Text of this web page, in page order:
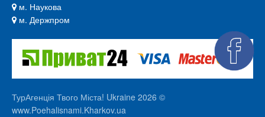
м. Наукова
м. Держпром
ТурАгенція Твого Міста! Ukraine 2026 ©
www.Poehalisnami.Kharkov.ua